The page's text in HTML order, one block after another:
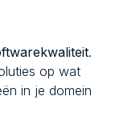
.
op wat
in je domein